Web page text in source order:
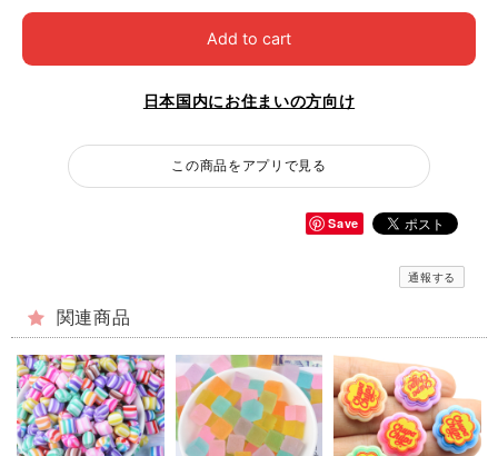
Add to cart
日本国内にお住まいの方向け
この商品をアプリで見る
Save
通報する
関連商品